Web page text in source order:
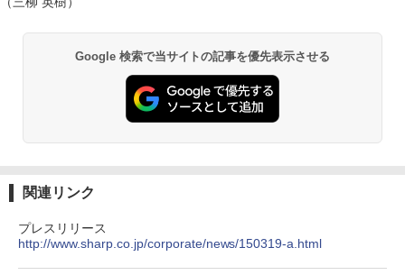
Google 検索で当サイトの記事を優先表示させる
関連リンク
プレスリリース
http://www.sharp.co.jp/corporate/news/150319-a.html